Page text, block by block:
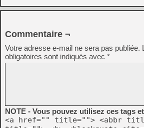
Commentaire ¬
Votre adresse e-mail ne sera pas publiée.
obligatoires sont indiqués avec *
NOTE - Vous pouvez utilisez ces tags
<a href="" title=""> <abbr